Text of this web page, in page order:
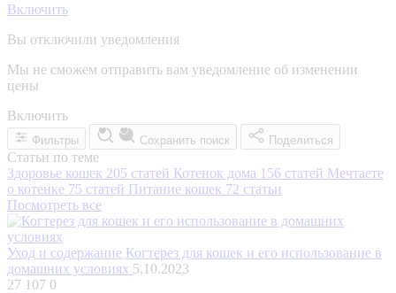
Включить
Вы отключили уведомления
Мы не сможем отправить вам уведомление об изменении
цены
Включить
Фильтры Сохранить поиск Поделиться
Статьи по теме
Здоровье кошек 205 статей Котенок дома 156 статей Мечтаете
о котенке 75 статей Питание кошек 72 статьи
Посмотреть все
Уход и содержание Когтерез для кошек и его использование в
домашних условиях 5.10.2023
27 107 0